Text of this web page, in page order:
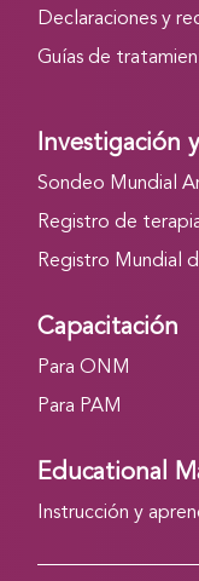
Declaraciones y
Guías de
Investigación
Sondeo Mundial
Registro de
Registro Mundial
Capacitación
Para ONM
Para PAM
Educational
Instrucción y